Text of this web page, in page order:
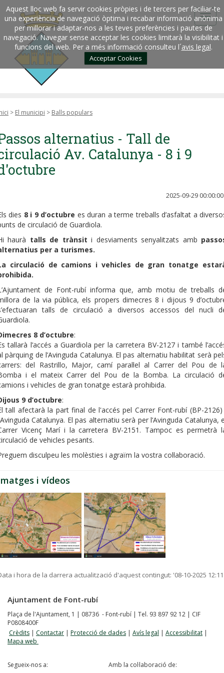
Aquest lloc web fa servir cookies pròpies i de tercers per faciliar-te
una experiència de navegació òptima i recabar informació anònima
per millorar i adaptar-nos a les teves preferències i pautes de
navegació. Navegar sense acceptar les cookies limitarà la visibilitat i
funcions del web. Per a més informació consulteu l´avis legal.
Acceptar Cookies
> El municipi > Balls populars
alternatius - Tall de
Av. Catalunya - 8 i 9
2025-09-29 00:00:00
dies 8 i 9 d’octubre es duran a terme treballs d’asfaltat a
de circulació de Guardiola.
haurà talls de trànsit i desviaments senyalitzats amb
per a turismes.
circulació de camions i vehicles de gran tonatge
de Font-rubí informa que, amb motiu de treballs
de la via pública, els propers dimecres 8 i dijous 9
talls de circulació a diversos accessos del nucli
8 d’octubre:
tallarà l’accés a Guardiola per la carretera BV-2127 i també
pàrquing de l’Avinguda Catalunya. El pas alternatiu habilitat serà
del Rastrillo, Major, camí paral·lel al Carrer del Pou de
i el mateix Carrer del Pou de la Bomba. La circulació
i vehicles de gran tonatge estarà prohibida.
9 d’octubre:
tall afectarà la part final de l'accés pel Carrer Font-rubí (BP-
Catalunya. El pas alternatiu serà per l’Avinguda Catalunya,
Vicenç Marí i la carretera BV-2151. Tampoc es permetrà
de vehicles pesants.
disculpeu les molèsties i agraïm la vostra col·laboració.
i vídeos
i hora de la darrera actualització d'aquest contingut: '08-10-2025 12:11
Ajuntament de Font-rubí
Plaça de l'Ajuntament, 1 | 08736 - Font-rubí | Tel. 93 897 92 12 | CIF
P0808400F
Crèdits | Contactar | Protecció de dades | Avís legal | Accessibilitat |
Mapa web
Segueix-nos a: Amb la col·laboració de: